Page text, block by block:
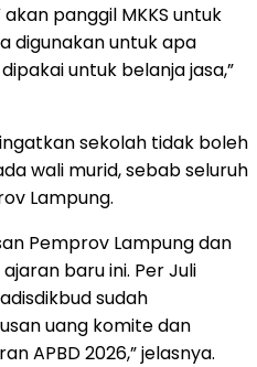
akan panggil MKKS untuk
digunakan untuk apa
untuk belanja jasa,”
sekolah tidak boleh
wali murid, sebab seluruh
Lampung.
Pemprov Lampung dan
baru ini. Per Juli
sudah
uang komite dan
APBD 2026,” jelasnya.